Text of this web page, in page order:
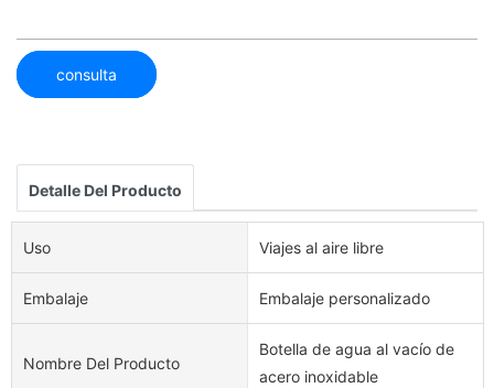
consulta
Detalle Del Producto
Uso Viajes al aire libre
Embalaje Embalaje personalizado
Nombre Del Producto
Botella de agua al vacío de
acero inoxidable